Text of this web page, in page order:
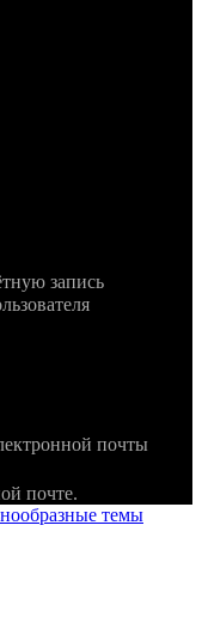
запись
почты
почте.
темы